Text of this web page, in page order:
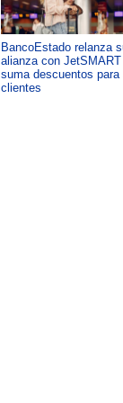
BancoEstado relanza
alianza con
suma descuentos para
clientes